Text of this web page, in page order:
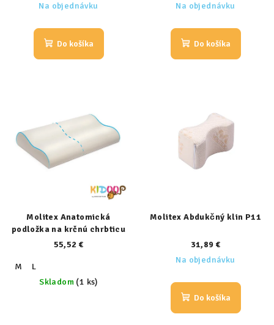
Na objednávku
Do košíka
Na objednávku
Do košíka
Molitex Anatomická
podložka na krčnú chrbticu
55,52 €
M
L
Skladom (1 ks)
Molitex Abdukčný klin P11
31,89 €
Na objednávku
Do košíka